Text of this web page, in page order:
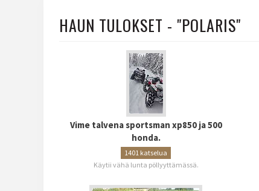
HAUN TULOKSET - "POLARIS"
Vime talvena sportsman xp850 ja 500
honda.
1401 katselua
Käytii vähä lunta pöllyyttämässä.